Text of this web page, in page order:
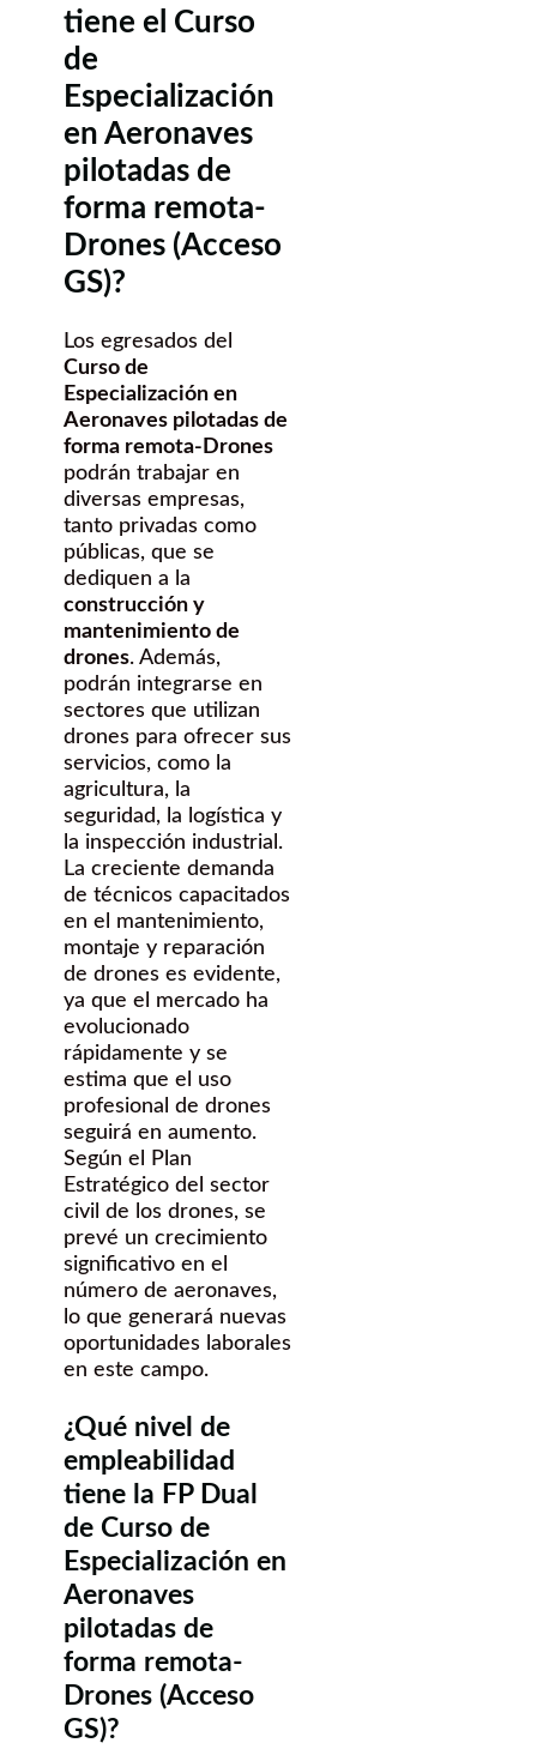
tiene el Curso
de
Especialización
en Aeronaves
pilotadas de
forma remota-
Drones (Acceso
GS)?
Los egresados del
Curso de
Especialización en
Aeronaves pilotadas de
forma remota-Drones
podrán trabajar en
diversas empresas,
tanto privadas como
públicas, que se
dediquen a la
construcción y
mantenimiento de
drones. Además,
podrán integrarse en
sectores que utilizan
drones para ofrecer sus
servicios, como la
agricultura, la
seguridad, la logística y
la inspección industrial.
La creciente demanda
de técnicos capacitados
en el mantenimiento,
montaje y reparación
de drones es evidente,
ya que el mercado ha
evolucionado
rápidamente y se
estima que el uso
profesional de drones
seguirá en aumento.
Según el Plan
Estratégico del sector
civil de los drones, se
prevé un crecimiento
significativo en el
número de aeronaves,
lo que generará nuevas
oportunidades laborales
en este campo.
¿Qué nivel de
empleabilidad
tiene la FP Dual
de Curso de
Especialización en
Aeronaves
pilotadas de
forma remota-
Drones (Acceso
GS)?